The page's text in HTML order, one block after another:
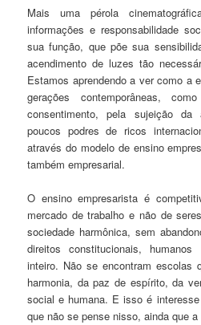
Mais uma pérola
informações e responsabilidade
sua função, que põe sua
acendimento de luzes tão
Estamos aprendendo a ver como a
gerações contemporâneas,
consentimento, pela sujeição da
poucos podres de ricos
através do modelo de ensino
também empresarial.
O ensino empresarista é
mercado de trabalho e não de
sociedade harmônica, sem
direitos constitucionais,
inteiro. Não se encontram escolas
harmonia, da paz de espírito, da
social e humana. E isso é
que não se pense nisso, ainda que